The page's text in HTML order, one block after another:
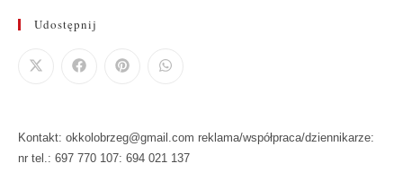
Udostępnij
Kontakt: okkolobrzeg@gmail.com reklama/współpraca/dziennikarze:
nr tel.: 697 770 107: 694 021 137